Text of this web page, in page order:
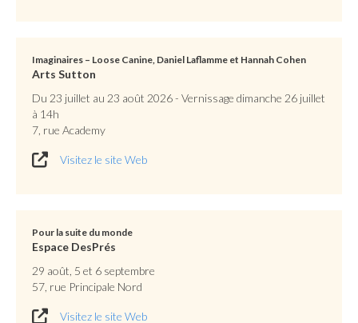
Imaginaires – Loose Canine, Daniel Laflamme et Hannah Cohen
Arts Sutton
Du 23 juillet au 23 août 2026 - Vernissage dimanche 26 juillet
à 14h
7, rue Academy
Visitez le site Web
Pour la suite du monde
Espace DesPrés
29 août, 5 et 6 septembre
57, rue Principale Nord
Visitez le site Web